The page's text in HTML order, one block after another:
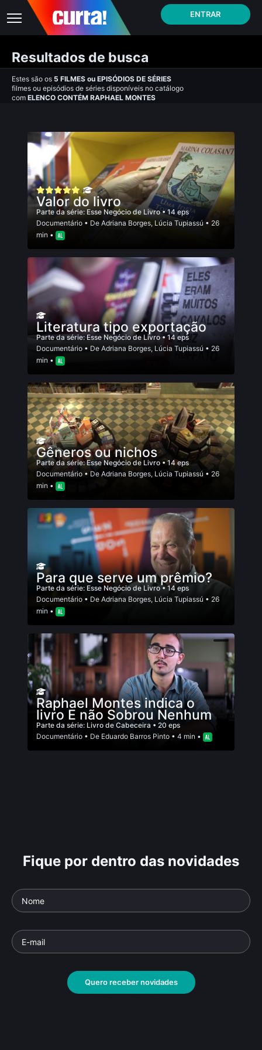
ENTRAR
Resultados de busca
Estes são os 5 FILMES ou EPISÓDIOS DE SÉRIES
filmes ou episódios de séries disponíveis no catálogo
com ELENCO CONTÉM RAPHAEL MONTES
Valor do livro
Parte da série: Esse Negócio de Livro• 14 eps
Documentário • De Adriana Borges, Lúcia Tupiassú • 26
min •
Literatura tipo exportação
Parte da série:Esse Negócio de Livro • 14 eps
Documentário • De Adriana Borges, Lúcia Tupiassú • 26
min •
Gêneros ou nichos
Parte da série:Esse Negócio de Livro• 14 eps
Documentário • De Adriana Borges, Lúcia Tupiassú • 26
min •
Para que serve um prêmio?
Parte da série: Esse Negócio de Livro• 14 eps
Documentário • De Adriana Borges, Lúcia Tupiassú • 26
min •
Raphael Montes indica o
livro E não Sobrou Nenhum
Parte da série: Livro de Cabeceira • 20 eps
Documentário • De Eduardo Barros Pinto • 4 min •
Fique por dentro das novidades
Quero receber novidades